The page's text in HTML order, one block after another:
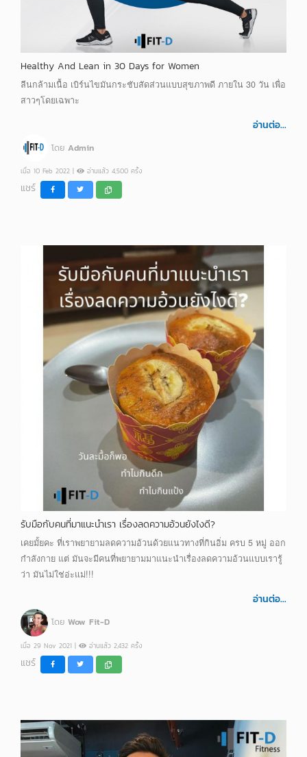
Healthy And Lean in 30 Days for Women
ลีนกล้ามเนื้อ เบิร์นไขมันกระชับสัดส่วนแบบสุขภาพดี ภายใน 30 วัน เพื่อ
สาวๆโดยเฉพาะ
อ่านต่อ...
โดย Admin
เมื่อ 10 Feb 2022 | อ่านแล้ว 4,500 ครั้ง
แชร์
รับมือกับคนที่มาแนะนำเรา เรื่องลดความอ้วนยังไงดี?
เคยมั้ยคะ ที่เราพยายามลดความอ้วนด้วยแนวทางที่กินอิ่ม ครบ 5 หมู่ ออก
กำลังกาย แต่ มันจะมีคนที่พยายามมาแนะนำเรื่องลดความอ้วนแบบเรารู้
ว่า มันไม่ใช่อ่ะแม่!!!
อ่านต่อ...
โดย Wow Fit-D
เมื่อ 29 Nov 2021 | อ่านแล้ว 2,432 ครั้ง
แชร์